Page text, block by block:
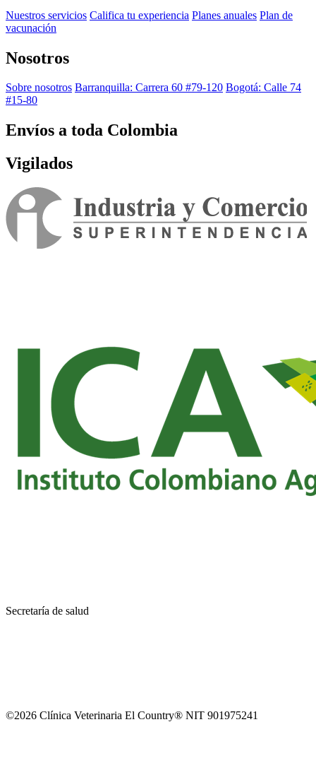
Nuestros servicios Califica tu experiencia Planes anuales Plan de
vacunación
Nosotros
Sobre nosotros Barranquilla: Carrera 60 #79-120 Bogotá: Calle 74
#15-80
Envíos a toda Colombia
Vigilados
Secretaría de salud
©2026 Clínica Veterinaria El Country® NIT 901975241